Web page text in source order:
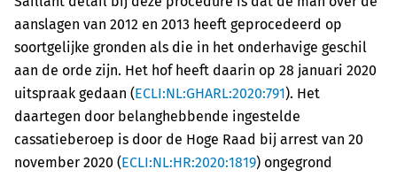
aanslagen van 2012 en 2013 heeft geprocedeerd op
soortgelijke gronden als die in het onderhavige geschil
aan de orde zijn. Het hof heeft daarin op 28 januari 2020
uitspraak gedaan (ECLI:NL:GHARL:2020:791). Het
daartegen door belanghebbende ingestelde
cassatieberoep is door de Hoge Raad bij arrest van 20
november 2020 (ECLI:NL:HR:2020:1819) ongegrond